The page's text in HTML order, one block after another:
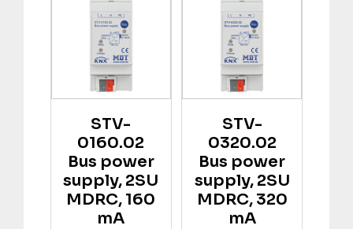
STV-
0160.02
Bus power
supply, 2SU
MDRC, 160
mA
STV-
0320.02
Bus power
supply, 2SU
MDRC, 320
mA